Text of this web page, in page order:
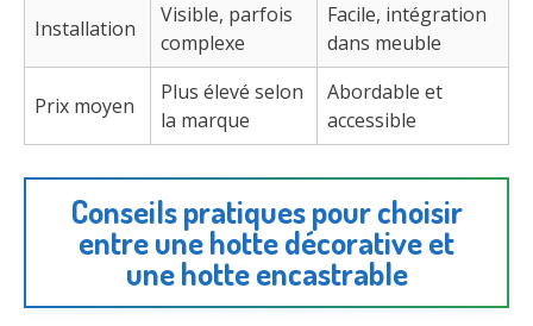
Installation
Visible, parfois
complexe
Facile, intégration
dans meuble
Prix moyen
Plus élevé selon
la marque
Abordable et
accessible
Conseils pratiques pour choisir
entre une hotte décorative et
une hotte encastrable